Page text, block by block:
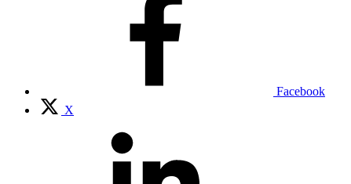
Facebook
X